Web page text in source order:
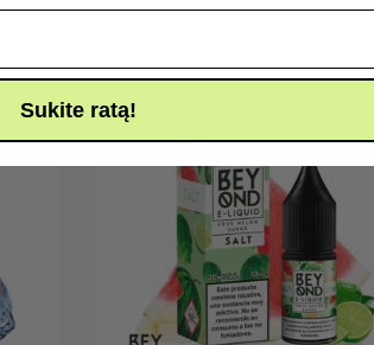
Sukite ratą!